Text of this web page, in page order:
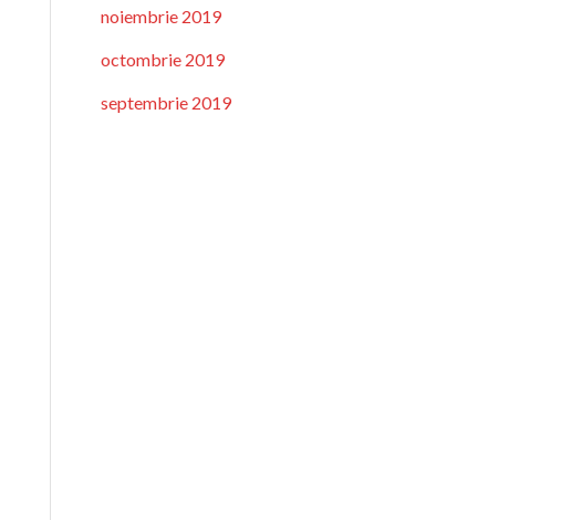
noiembrie 2019
octombrie 2019
septembrie 2019